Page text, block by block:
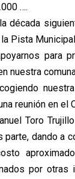
….
década
Pista
para
nuestra
reunión en el
Toro
parte, dando a
por